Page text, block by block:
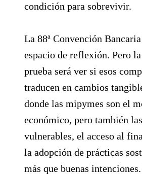
condición para sobrevivir.
La 88ª Convención
espacio de reflexión. Pero
prueba será ver si esos
traducen en cambios
donde las mipymes son el
económico, pero también
vulnerables, el acceso al
la adopción de prácticas
más que buenas